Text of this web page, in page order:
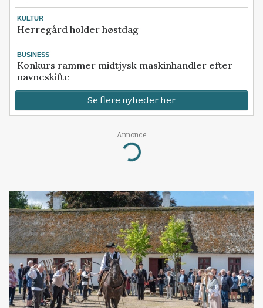
KULTUR
Herregård holder høstdag
BUSINESS
Konkurs rammer midtjysk maskinhandler efter
navneskifte
Se flere nyheder her
Annonce
Loading...